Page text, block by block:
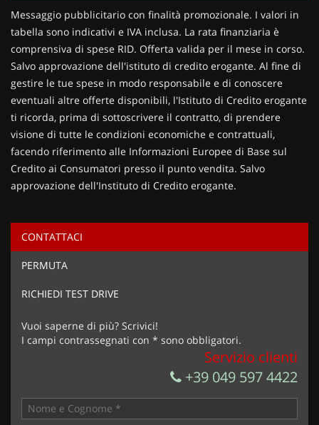
Contattaci
Ho letto e accettol'informativa privacy*
Acconsento al trattamento dei miei dati per finalità di
Invia la tua richiesta
Messaggio pubblicitario con finalità promozionale. I valori in
tabella sono indicativi e IVA inclusa. La rata finanziaria è
comprensiva di spese RID. Offerta valida per il mese in corso.
Salvo approvazione dell'istituto di credito erogante. Al fine di
gestire le tue spese in modo responsabile e di conoscere
eventuali altre offerte disponibili, l'Istituto di Credito erogante
ti ricorda, prima di sottoscrivere il contratto, di prendere
visione di tutte le condizioni economiche e contrattuali,
facendo riferimento alle Informazioni Europee di Base sul
Credito ai Consumatori presso il punto vendita. Salvo
approvazione dell'Instituto di Credito erogante.
CONTATTACI
PERMUTA
RICHIEDI TEST DRIVE
Vuoi saperne di più? Scrivici!
I campi contrassegnati con * sono obbligatori.
Servizio clienti
+39 049 597 4422